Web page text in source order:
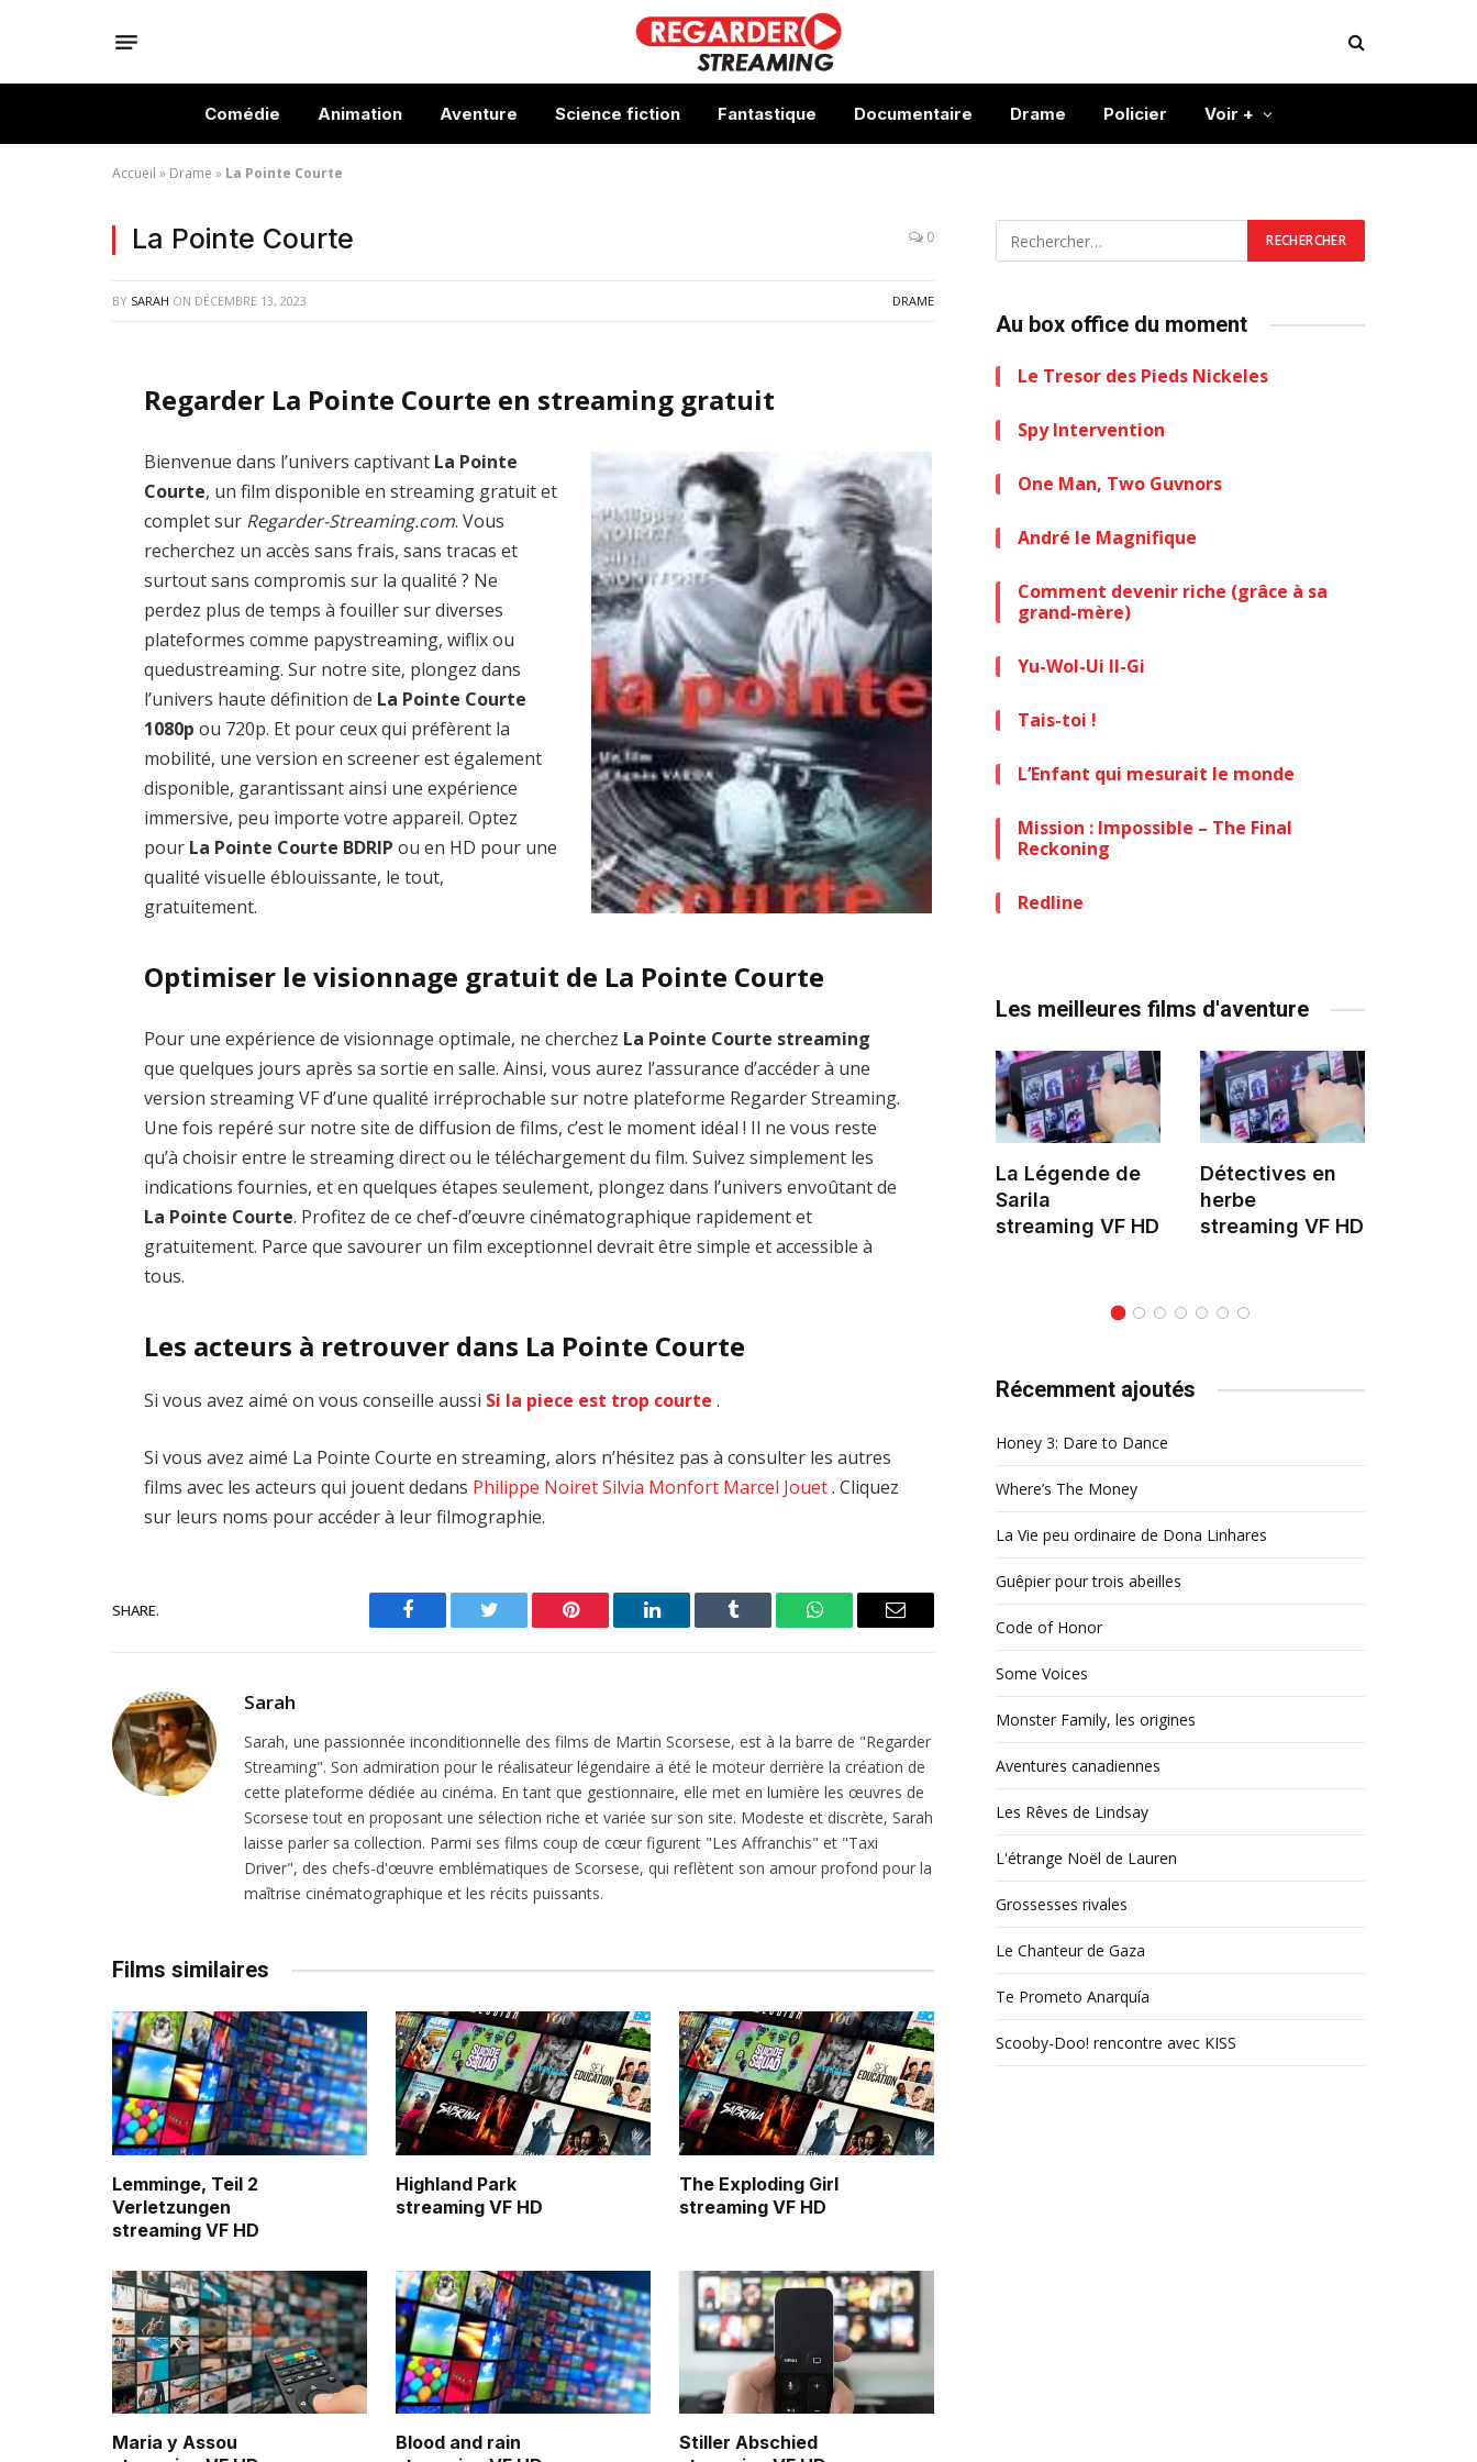
Comédie Animation Aventure Science fiction Fantastique Documentaire Drame Policier Voir +
Accueil » Drame » La Pointe Courte
La Pointe Courte 0
BY SARAH ON DÉCEMBRE 13, 2023 DRAME
Regarder La Pointe Courte en streaming gratuit
Bienvenue dans l’univers captivant La Pointe
Courte, un film disponible en streaming gratuit et
complet sur Regarder-Streaming.com. Vous
recherchez un accès sans frais, sans tracas et
surtout sans compromis sur la qualité ? Ne
perdez plus de temps à fouiller sur diverses
plateformes comme papystreaming, wiflix ou
quedustreaming. Sur notre site, plongez dans
l’univers haute définition de La Pointe Courte
1080p ou 720p. Et pour ceux qui préfèrent la
mobilité, une version en screener est également
disponible, garantissant ainsi une expérience
immersive, peu importe votre appareil. Optez
pour La Pointe Courte BDRIP ou en HD pour une
qualité visuelle éblouissante, le tout,
gratuitement.
Optimiser le visionnage gratuit de La Pointe Courte
Pour une expérience de visionnage optimale, ne cherchez La Pointe Courte streaming
que quelques jours après sa sortie en salle. Ainsi, vous aurez l’assurance d’accéder à une
version streaming VF d’une qualité irréprochable sur notre plateforme Regarder Streaming.
Une fois repéré sur notre site de diffusion de films, c’est le moment idéal ! Il ne vous reste
qu’à choisir entre le streaming direct ou le téléchargement du film. Suivez simplement les
indications fournies, et en quelques étapes seulement, plongez dans l’univers envoûtant de
La Pointe Courte. Profitez de ce chef-d’œuvre cinématographique rapidement et
gratuitement. Parce que savourer un film exceptionnel devrait être simple et accessible à
tous.
Les acteurs à retrouver dans La Pointe Courte
Si vous avez aimé on vous conseille aussi Si la piece est trop courte .
Si vous avez aimé La Pointe Courte en streaming, alors n’hésitez pas à consulter les autres
films avec les acteurs qui jouent dedans Philippe Noiret Silvia Monfort Marcel Jouet. Cliquez
sur leurs noms pour accéder à leur filmographie.
SHARE.
Facebook Twitter Pinterest LinkedIn Tumblr WhatsAppEmail
Sarah
Sarah, une passionnée inconditionnelle des films de Martin Scorsese, est à la barre de "Regarder
Streaming". Son admiration pour le réalisateur légendaire a été le moteur derrière la création de
cette plateforme dédiée au cinéma. En tant que gestionnaire, elle met en lumière les œuvres de
Scorsese tout en proposant une sélection riche et variée sur son site. Modeste et discrète, Sarah
laisse parler sa collection. Parmi ses films coup de cœur figurent "Les Affranchis" et "Taxi
Driver", des chefs-d'œuvre emblématiques de Scorsese, qui reflètent son amour profond pour la
maîtrise cinématographique et les récits puissants.
Films similaires
Lemminge, Teil 2
Verletzungen
streaming VF HD
Highland Park
streaming VF HD
The Exploding Girl
streaming VF HD
Maria y Assou
Blood and rain
Stiller Abschied
Au box office du moment
Le Tresor des Pieds Nickeles
Spy Intervention
One Man, Two Guvnors
André le Magnifique
Comment devenir riche (grâce à sa
grand-mère)
Yu-Wol-Ui Il-Gi
Tais-toi !
L’Enfant qui mesurait le monde
Mission : Impossible – The Final
Reckoning
Redline
Les meilleures films d'aventure
the 21st Century
streaming VF HD
1000 dragons
streaming VF HD
La Légende de
Sarila
streaming VF HD
Détectives en
herbe
streaming VF HD
Récemment ajoutés
Honey 3: Dare to Dance
Where’s The Money
La Vie peu ordinaire de Dona Linhares
Guêpier pour trois abeilles
Code of Honor
Some Voices
Monster Family, les origines
Aventures canadiennes
Les Rêves de Lindsay
L'étrange Noël de Lauren
Grossesses rivales
Le Chanteur de Gaza
Te Prometo Anarquía
Scooby-Doo! rencontre avec KISS